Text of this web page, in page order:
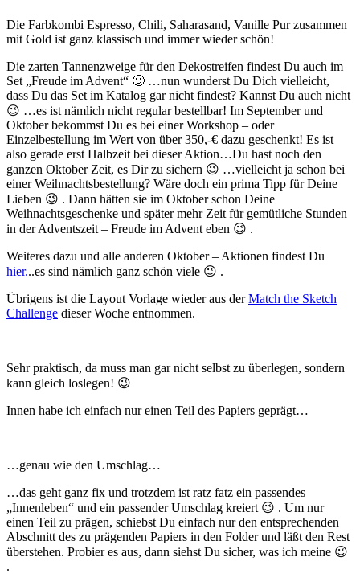
Die Farbkombi Espresso, Chili, Saharasand, Vanille Pur zusammen
mit Gold ist ganz klassisch und immer wieder schön!
Die zarten Tannenzweige für den Dekostreifen findest Du auch im
Set „Freude im Advent“ 🙂 …nun wunderst Du Dich vielleicht,
dass Du das Set im Katalog gar nicht findest? Kannst Du auch nicht
😉 …es ist nämlich nicht regular bestellbar! Im September und
Oktober bekommst Du es bei einer Workshop – oder
Einzelbestellung im Wert von über 350,-€ dazu geschenkt! Es ist
also gerade erst Halbzeit bei dieser Aktion…Du hast noch den
ganzen Oktober Zeit, es Dir zu sichern 😉 …vielleicht ja schon bei
einer Weihnachtsbestellung? Wäre doch ein prima Tipp für Deine
Lieben 😉 . Dann hätten sie im Oktober schon Deine
Weihnachtsgeschenke und später mehr Zeit für gemütliche Stunden
in der Adventszeit – Freude im Advent eben 😉 .
Weiteres dazu und alle anderen Oktober – Aktionen findest Du
hier...es sind nämlich ganz schön viele 😉 .
Übrigens ist die Layout Vorlage wieder aus derMatch the Sketch
Challenge dieser Woche entnommen.
Sehr praktisch, da muss man gar nicht selbst zu überlegen, sondern
kann gleich loslegen! 😉
Innen habe ich einfach nur einen Teil des Papiers geprägt…
…genau wie den Umschlag…
…das geht ganz fix und trotzdem ist ratz fatz ein passendes
„Innenleben“ und ein passender Umschlag kreiert 😉 . Um nur
einen Teil zu prägen, schiebst Du einfach nur den entsprechenden
Abschnitt des zu prägenden Papiers in den Folder und läßt den Rest
überstehen. Probier es aus, dann siehst Du sicher, was ich meine 😉
.